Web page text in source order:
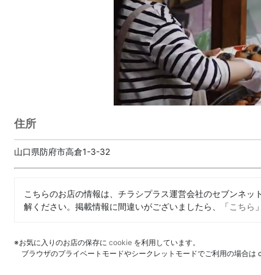
住所
山口県防府市高倉1-3-32
こちらのお店の情報は、チラシプラス運営会社のセブンネ
解ください。掲載情報に間違いがございましたら、「こちら
※お気に入りのお店の保存に cookie を利用しています。
ブラウザのプライベートモードやシークレットモードでご利用の場合